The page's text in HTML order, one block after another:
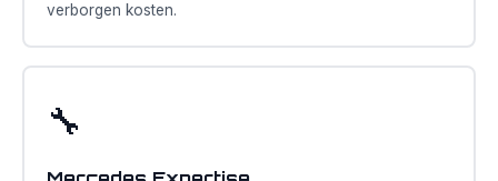
verborgen kosten.
🔧